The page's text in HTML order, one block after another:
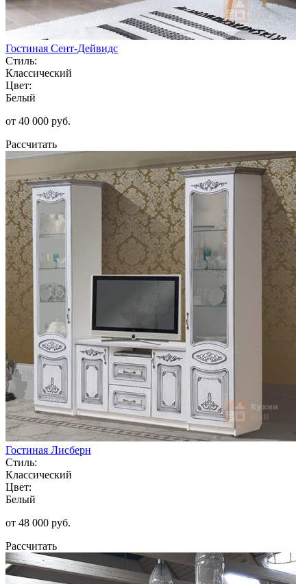
Гостиная Сент-Дейвидс
Стиль:
Классический
Цвет:
Белый
от 40 000 руб.
Рассчитать
Гостиная Лисберн
Стиль:
Классический
Цвет:
Белый
от 48 000 руб.
Рассчитать